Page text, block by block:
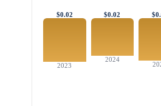
$0.02
2024
$0.02
2023